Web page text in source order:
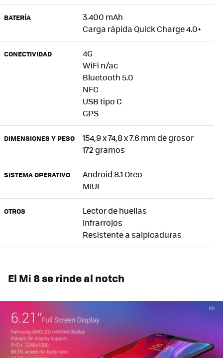
BATERÍA
3.400 mAh
Carga rápida Quick Charge 4.0+
CONECTIVIDAD
4G
WiFi n/ac
Bluetooth 5.0
NFC
USB tipo C
GPS
DIMENSIONES Y PESO
154,9 x 74,8 x 7.6 mm de grosor
172 gramos
SISTEMA OPERATIVO
Android 8.1 Oreo
MIUI
OTROS
Lector de huellas
Infrarrojos
Resistente a salpicaduras
El Mi 8 se rinde al notch